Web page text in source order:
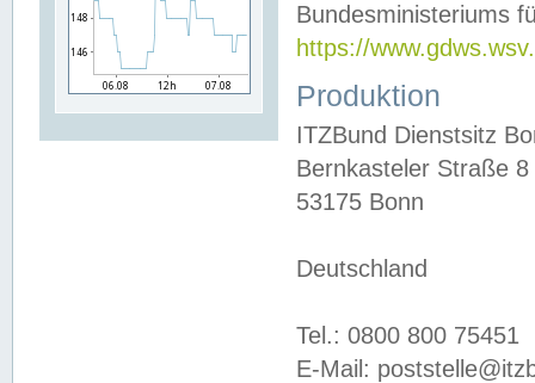
Bundesministeriums
https://
Produktion
ITZBund Dienstsitz
Bernkasteler Straße 8
53175 Bonn
Deutschland
Tel.: 0800 800 75451
E-Mail: